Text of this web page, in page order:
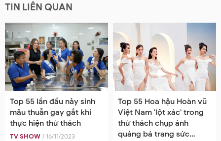
TIN LIÊN QUAN
Top 55 lần đầu nảy sinh
mâu thuẫn gay gắt khi
thực hiện thử thách
TV SHOW / 16/11/2023
Top 55 Hoa hậu Hoàn vũ
Việt Nam 'lột xác' trong
thử thách chụp ảnh
quảng bá trang sức